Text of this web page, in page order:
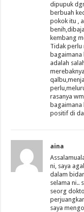
dipupuk
berbuah
pokok itu ,
kembang
Tidak perlu
adalah
rasanya
bagaimana
positif di
aina
ni, saya
dalam
selama ni..
seorg
saya